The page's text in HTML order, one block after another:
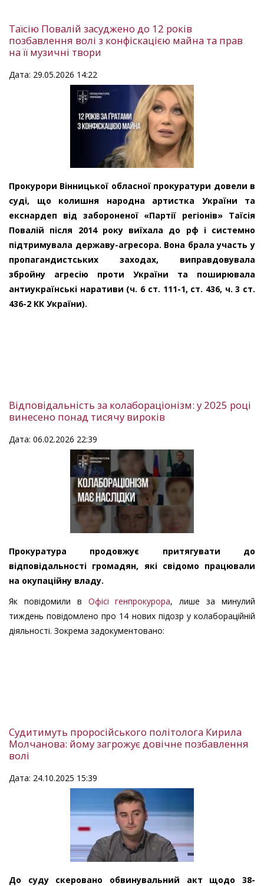
Таїсію Повалій засуджено до 12 років
позбавлення волі з конфіскацією майна та прав
на її музичні твори
Дата: 29.05.2026 14:22
Прокурори Вінницької обласної прокуратури довели в
суді, що колишня народна артистка України та
екснардеп від забороненої «Партії регіонів» Таїсія
Повалій після 2014 року виїхала до рф і системно
підтримувала державу-агресора. Вона брала участь у
пропагандистських заходах, виправдовувала
збройну агресію проти України та поширювала
антиукраїнські наративи (ч. 6 ст. 111-1, ст. 436, ч. 3 ст.
436-2 КК України).
Відповідальність за колабораціонізм: у 2025 році
винесено понад тисячу вироків
Дата: 06.02.2026 22:39
Прокуратура продовжує притягувати до
відповідальності громадян, які свідомо працювали
на окупаційну владу.
Як повідомили в Офісі генпрокурора, лише за минулий
тиждень повідомлено про 14 нових підозр у колабораційній
діяльності. Зокрема задокументовано:
Судитимуть проросійського політолога Кирила
Молчанова: йому загрожує довічне позбавлення
волі
Дата: 24.10.2025 15:39
До суду скеровано обвинувальний акт щодо 38-